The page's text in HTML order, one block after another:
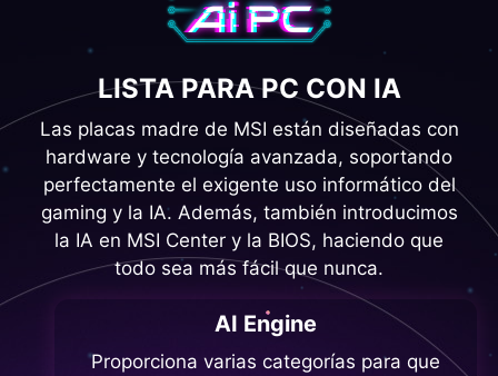
LISTA PARA PC CON IA
Las placas madre de MSI están diseñadas con
hardware y tecnología avanzada, soportando
perfectamente el exigente uso informático del
gaming y la IA. Además, también introducimos
la IA en MSI Center y la BIOS, haciendo que
todo sea más fácil que nunca.
AI Engine
Proporciona varias categorías para que